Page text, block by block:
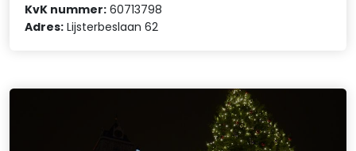
KvK nummer: 60713798
Adres: Lijsterbeslaan 62